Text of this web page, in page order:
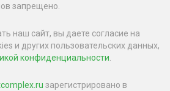
запрещено.
наш сайт, вы даете согласие на
и других пользовательских данных,
конфиденциальности.
зарегистрировано в